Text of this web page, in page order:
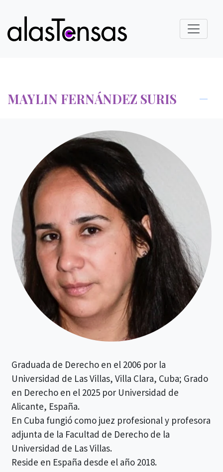
MAYLIN FERNÁNDEZ SURIS
Graduada de Derecho en el 2006 por la
Universidad de Las Villas, Villa Clara, Cuba; Grado
en Derecho en el 2025 por Universidad de
Alicante, España.
En Cuba fungió como juez profesional y profesora
adjunta de la Facultad de Derecho de la
Universidad de Las Villas.
Reside en España desde el año 2018.